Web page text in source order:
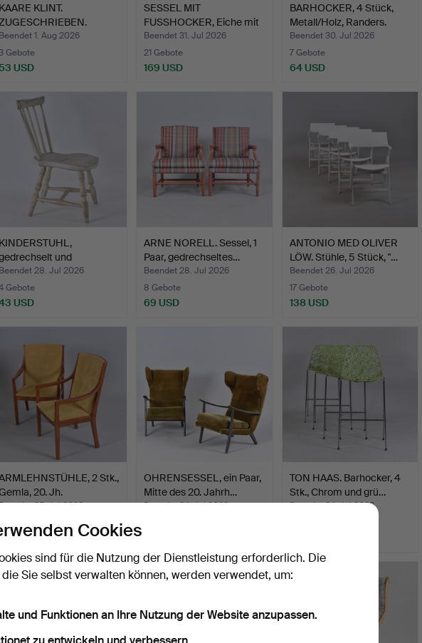
KLINT.
E…
1. Aug 2026
Gebote
USD
SESSEL MIT
FUSSHOCKER, Eiche mit
stahlblau…
Beendet 31. Jul 2026
21 Gebote
169 USD
BARHOCKER, 4 Stück,
Metall/Holz, Randers.
Beendet 30. Jul 2026
7 Gebote
64 USD
und
au…
28. Jul 2026
Gebote
USD
ARNE NORELL. Sessel, 1
Paar, gedrechseltes…
Beendet 28. Jul 2026
8 Gebote
69 USD
ANTONIO MED OLIVER
LÖW. Stühle, 5 Stück, "…
Beendet 26. Jul 2026
17 Gebote
138 USD
2 Stk.,
20. Jh.
25. Jul 2026
USD
OHRENSESSEL, ein Paar,
Mitte des 20. Jahrh…
Beendet 24. Jul 2026
TON HAAS. Barhocker, 4
Stk., Chrom und grü…
Beendet 24. Jul 2026
Cookies
sind für die Nutzung der Dienstleistung erforderlich. Die
Sie selbst verwalten können, werden verwendet, um:
und Funktionen an Ihre Nutzung der Website anzupassen.